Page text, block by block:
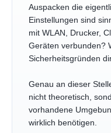
Auspacken die
Einstellungen sind
mit WLAN, Drucker,
Geräten verbunden?
Sicherheitsgründen
Genau an dieser
nicht theoretisch,
vorhandene
wirklich benötigen.